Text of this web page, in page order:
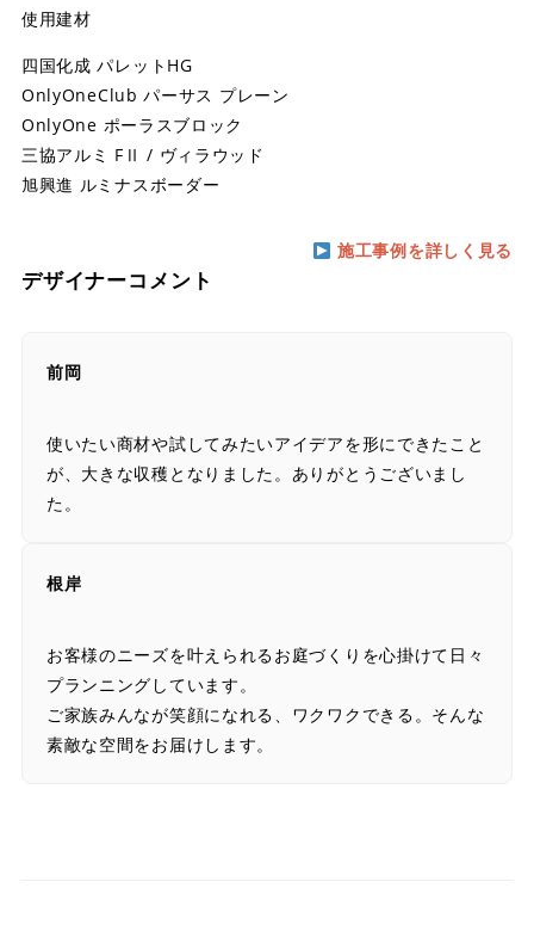
使用建材
四国化成 パレットHG
OnlyOneClub パーサス プレーン
OnlyOne ポーラスブロック
三協アルミ FⅡ / ヴィラウッド
旭興進 ルミナスボーダー
施工事例を詳しく見る
デザイナーコメント
前岡
使いたい商材や試してみたいアイデアを形にできたこと
が、大きな収穫となりました。ありがとうございまし
た。
根岸
お客様のニーズを叶えられるお庭づくりを心掛けて日々
プランニングしています。
ご家族みんなが笑顔になれる、ワクワクできる。そんな
素敵な空間をお届けします。